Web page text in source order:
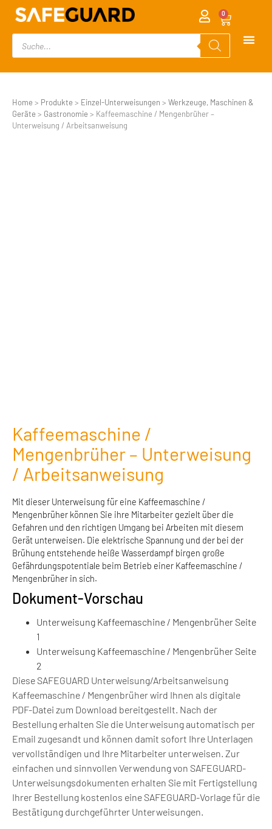
0
Home > Produkte > Einzel-Unterweisungen > Werkzeuge, Maschinen &
Geräte > Gastronomie > Kaffeemaschine / Mengenbrüher –
Unterweisung / Arbeitsanweisung
Kaffeemaschine /
Mengenbrüher – Unterweisung
/ Arbeitsanweisung
Mit dieser Unterweisung für eine Kaffeemaschine /
Mengenbrüher können Sie ihre Mitarbeiter gezielt über die
Gefahren und den richtigen Umgang bei Arbeiten mit diesem
Gerät unterweisen. Die elektrische Spannung und der bei der
Brühung entstehende heiße Wasserdampf birgen große
Gefährdungspotentiale beim Betrieb einer Kaffeemaschine /
Mengenbrüher in sich.
Dokument-Vorschau
Unterweisung Kaffeemaschine / Mengenbrüher Seite
1
Unterweisung Kaffeemaschine / Mengenbrüher Seite
2
Diese SAFEGUARD Unterweisung/Arbeitsanweisung
Kaffeemaschine / Mengenbrüher wird Ihnen als digitale
PDF-Datei zum Download bereitgestellt. Nach der
Bestellung erhalten Sie die Unterweisung automatisch per
Email zugesandt und können damit sofort Ihre Unterlagen
vervollständigen und Ihre Mitarbeiter unterweisen. Zur
einfachen und sinnvollen Verwendung von SAFEGUARD-
Unterweisungsdokumenten erhalten Sie mit Fertigstellung
Ihrer Bestellung kostenlos eine SAFEGUARD-Vorlage für die
Bestätigung durchgeführter Unterweisungen.